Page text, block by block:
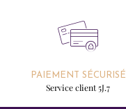
PAIEMENT SÉCURISÉ
Service client 5J.7